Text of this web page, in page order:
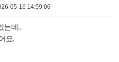
05-16 14:59:06
는데..
요.